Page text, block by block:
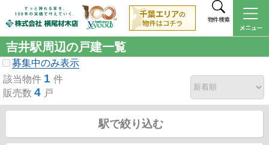
物件検索
吉井駅周辺の戸建一覧
募集中のみ表示
該当物件 1 件
販売数 4 戸
駅で絞り込む